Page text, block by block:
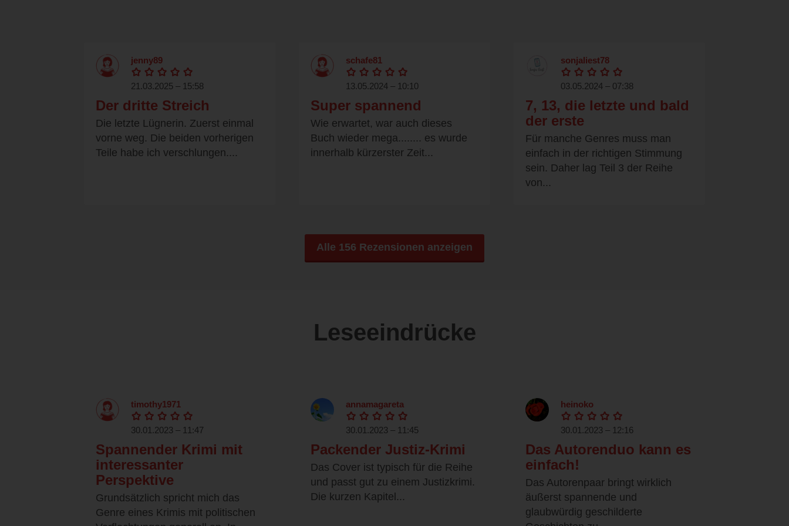
jenny89
21.03.2025 – 15:58
Der dritte Streich
Die letzte Lügnerin. Zuerst einmal
vorne weg. Die beiden vorherigen
Teile habe ich verschlungen....
schafe81
13.05.2024 – 10:10
Super spannend
Wie erwartet, war auch dieses
Buch wieder mega........ es wurde
innerhalb kürzerster Zeit...
sonjaliest78
03.05.2024 – 07:38
7, 13, die letzte und bald
der erste
Für manche Genres muss man
einfach in der richtigen Stimmung
sein. Daher lag Teil 3 der Reihe
von...
Alle 156 Rezensionen anzeigen
Leseeindrücke
timothy1971
30.01.2023 – 11:47
Spannender Krimi mit
interessanter
Perspektive
Grundsätzlich spricht mich das
Genre eines Krimis mit politischen
annamagareta
30.01.2023 – 11:45
Packender Justiz-Krimi
Das Cover ist typisch für die Reihe
und passt gut zu einem Justizkrimi.
Die kurzen Kapitel...
heinoko
30.01.2023 – 12:16
Das Autorenduo kann es
einfach!
Das Autorenpaar bringt wirklich
äußerst spannende und
glaubwürdig geschilderte